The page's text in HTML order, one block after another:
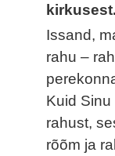
kirkusest.
Issand,
rahu –
Kuid
rahust,
rõõm ja